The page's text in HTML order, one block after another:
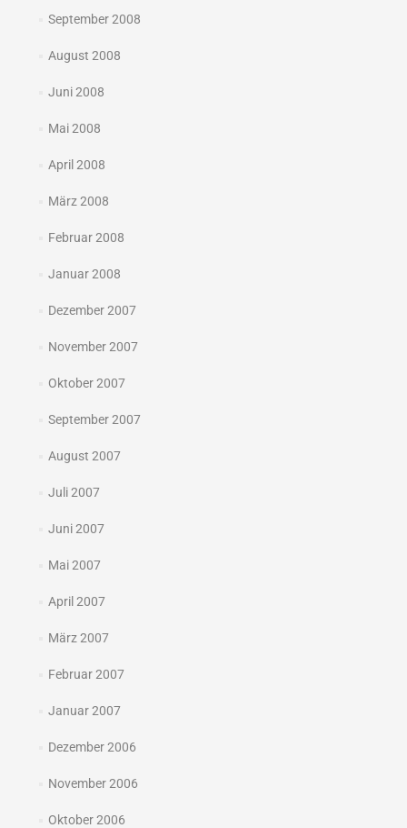
September 2008
August 2008
Juni 2008
Mai 2008
April 2008
März 2008
Februar 2008
Januar 2008
Dezember 2007
November 2007
Oktober 2007
September 2007
August 2007
Juli 2007
Juni 2007
Mai 2007
April 2007
März 2007
Februar 2007
Januar 2007
Dezember 2006
November 2006
Oktober 2006